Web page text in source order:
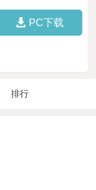
PC下载
排行